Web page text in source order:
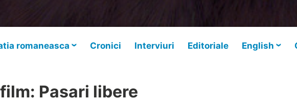
romaneasca Cronici Interviuri Editoriale English
Pasari libere